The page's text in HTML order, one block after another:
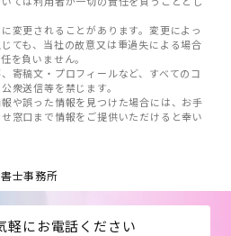
変更されることがあります。変更によっ
ても、当社の故意又は重過失による場合
を負いません。
寄稿文・プロフィールなど、すべてのコ
衆送信等を禁じます。
や誤った情報を見つけた場合には、お手
窓口まで情報をご提供いただけると幸い
士事務所
軽にお電話ください